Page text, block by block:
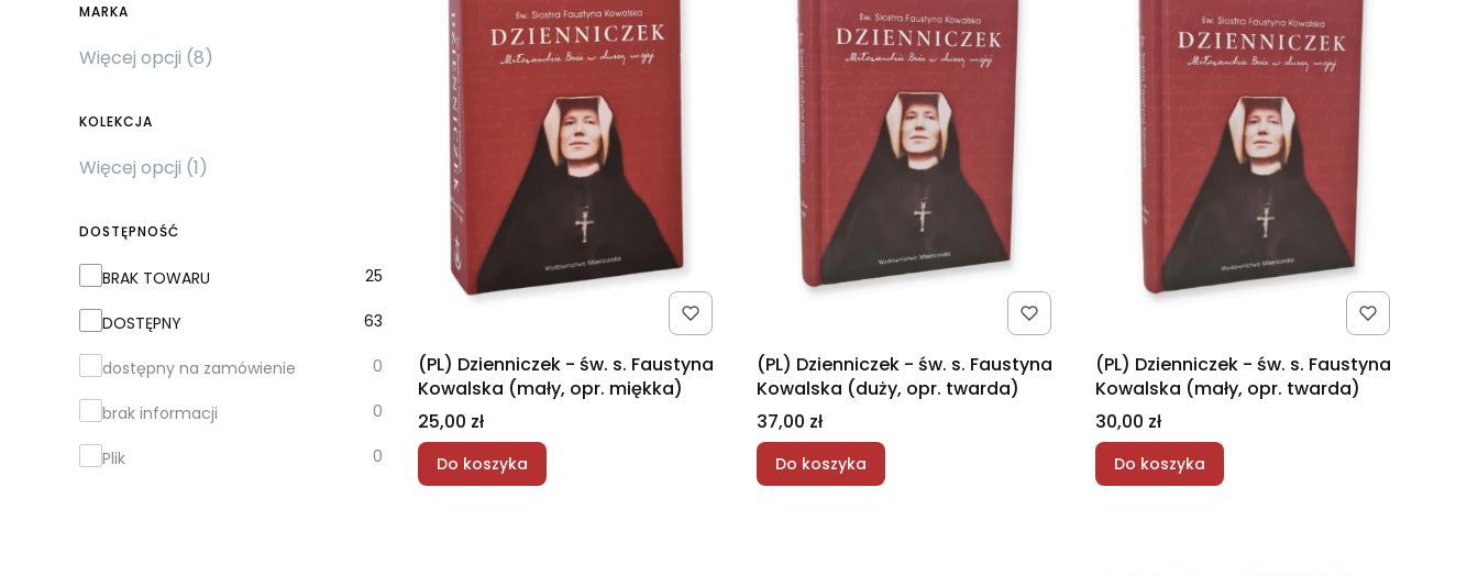
MARKA
Marka
Więcej opcji (8)
KOLEKCJA
Kolekcja
Więcej opcji (1)
DOSTĘPNOŚĆ
Dostępność
BRAK TOWARU 25
DOSTĘPNY 63
dostępny na zamówienie 0
brak informacji 0
Plik 0
(PL) Dzienniczek - św. s. Faustyna
Kowalska (mały, opr. miękka)
Cena
25,00 zł
Do koszyka
(PL) Dzienniczek - św. s. Faustyna
Kowalska (duży, opr. twarda)
Cena
37,00 zł
Do koszyka
(PL) Dzienniczek - św. s. Faustyna
Kowalska (mały, opr. twarda)
Cena
30,00 zł
Do koszyka